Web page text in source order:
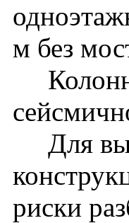
м без
Для
риски